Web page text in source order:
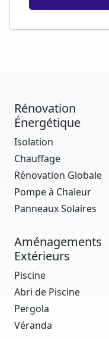
Rénovation
Énergétique
Isolation
Chauffage
Rénovation Globale
Pompe à Chaleur
Panneaux Solaires
Aménagements
Extérieurs
Piscine
Abri de Piscine
Pergola
Véranda